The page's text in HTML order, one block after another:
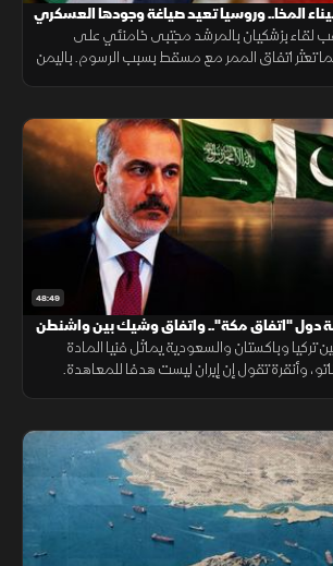
المخا.. وروسيا تعيد صياغة وجودها العسكري
لقاء بزشكيان بالمرشد مجتبى خامنئي على
تعثر اتفاق الممر مع مسقط بسبب الرسوم. باليمن
48:49
دول "اتفاق مكة".. واتفاق وشيك بين واشنطن
تركيا وباكستان والسعودية يماثل فنيا المادة
وأنقرة تقول إن إيران ليست هدفا للمعاهدة.